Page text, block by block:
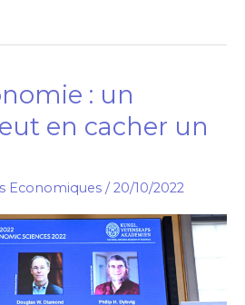
: un
en cacher un
Economiques / 20/10/2022